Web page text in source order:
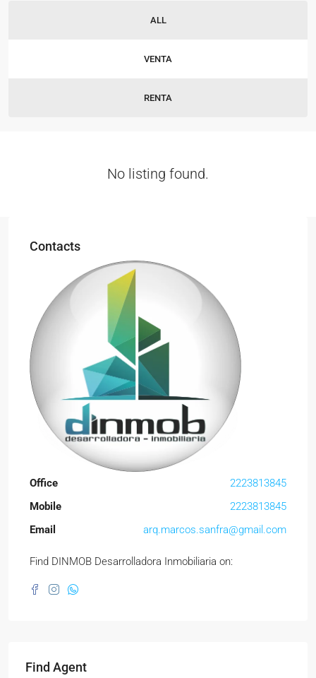
ALL
VENTA
RENTA
No listing found.
Contacts
Office
2223813845
Mobile
2223813845
Email
arq.marcos.sanfra@gmail.com
Find DINMOB Desarrolladora Inmobiliaria on:
Find Agent